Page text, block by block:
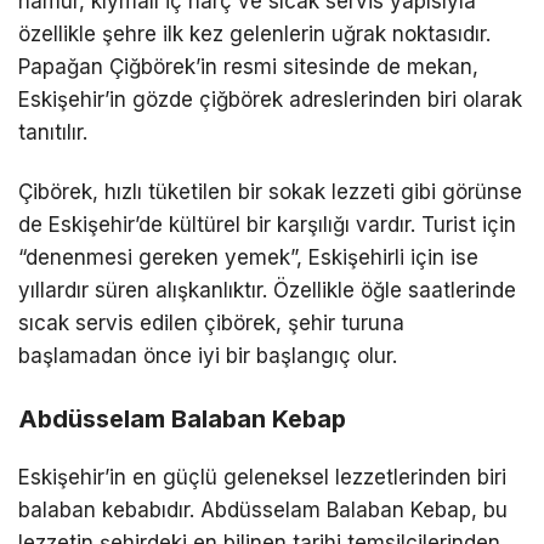
özellikle şehre ilk kez gelenlerin uğrak noktasıdır.
Papağan Çiğbörek’in resmi sitesinde de mekan,
Eskişehir’in gözde çiğbörek adreslerinden biri olarak
tanıtılır.
Çibörek, hızlı tüketilen bir sokak lezzeti gibi görünse
de Eskişehir’de kültürel bir karşılığı vardır. Turist için
“denenmesi gereken yemek”, Eskişehirli için ise
yıllardır süren alışkanlıktır. Özellikle öğle saatlerinde
sıcak servis edilen çibörek, şehir turuna
başlamadan önce iyi bir başlangıç olur.
Abdüsselam Balaban Kebap
Eskişehir’in en güçlü geleneksel lezzetlerinden biri
balaban kebabıdır. Abdüsselam Balaban Kebap, bu